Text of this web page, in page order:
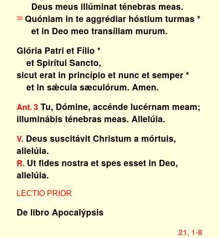
Deus meus illúminat ténebras meas.
30Quóniam in te aggrédiar hóstium turmas *
et in Deo meo transíliam murum.
Glória Patri et Fílio *
et Spirítui Sancto,
sicut erat in princípio et nunc et semper *
et in sǽcula sæculórum. Amen.
Ant. 3Tu, Dómine, accénde lucérnam meam;
illuminábis ténebras meas. Allelúia.
V.Deus suscitávit Christum a mórtuis,
allelúia.
R.Ut fides nostra et spes esset in Deo,
allelúia.
LECTIO PRIOR
De libro Apocalýpsis
21, 1-8